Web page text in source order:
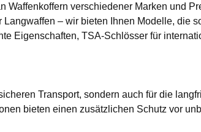
Waffenkoffern verschiedener Marken und
– wir bieten Ihnen Modelle, die
Eigenschaften, TSA-Schlösser für
Transport, sondern auch für die
bieten einen zusätzlichen Schutz vor